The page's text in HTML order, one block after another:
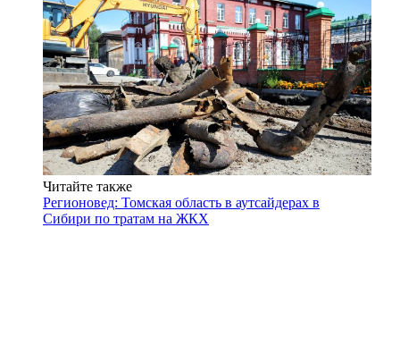
Читайте также
Регионовед: Томская область в аутсайдерах в
Сибири по тратам на ЖКХ